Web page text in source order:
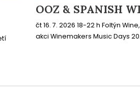
OOZ & SPANISH
čt 16. 7. 2026 18-22 h Foltýn
akci Winemakers Music Days